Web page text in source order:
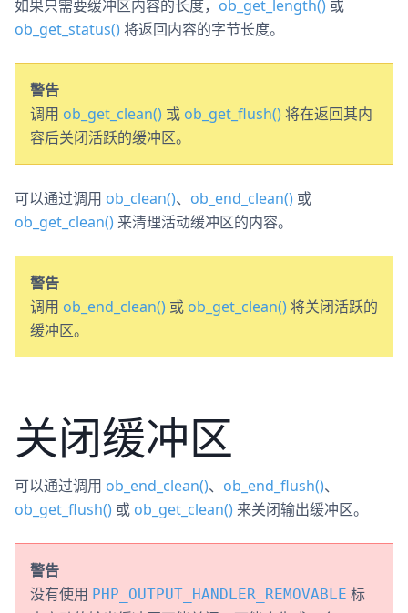
如果只需要缓冲区内容的长度， ob_get_length() 或
ob_get_status()将返回内容的字节长度。
警告
调用 ob_get_clean() 或 ob_get_flush()将在返回其内
容后关闭活跃的缓冲区。
可以通过调用 ob_clean()、 ob_end_clean() 或
ob_get_clean() 来清理活动缓冲区的内容。
警告
调用 ob_end_clean() 或 ob_get_clean()将关闭活跃的
缓冲区。
关闭缓冲区
可以通过调用 ob_end_clean()、 ob_end_flush()、
ob_get_flush() 或 ob_get_clean() 来关闭输出缓冲区。
警告
没有使用 PHP_OUTPUT_HANDLER_REMOVABLE 标